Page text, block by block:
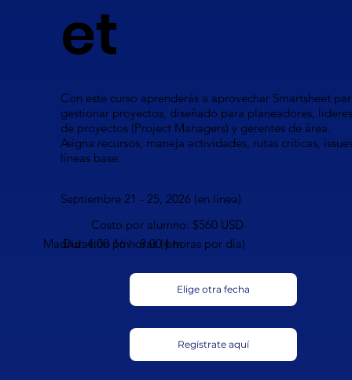
Elige otra fecha
Regístrate aquí
Madrid: 4:00 pm - 8:00 pm
et
Con este curso aprenderás a aprovechar Smartsheet
gestionar proyectos, diseñado para planeadores, líderes
de proyectos (Project Managers) y gerentes de área.
Asigna recursos, maneja actividades, rutas críticas,
líneas base.
Septiembre 21 - 25, 2026 (en línea)
Costo por alumno: $560 USD
Duración 16 horas (4 horas por día)